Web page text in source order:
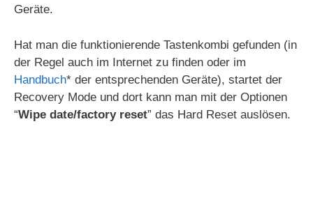
Geräte.
Hat man die funktionierende Tastenkombi gefunden (in
der Regel auch im Internet zu finden oder im
Handbuch* der entsprechenden Geräte), startet der
Recovery Mode und dort kann man mit der Optionen
“Wipe date/factory reset” das Hard Reset auslösen.